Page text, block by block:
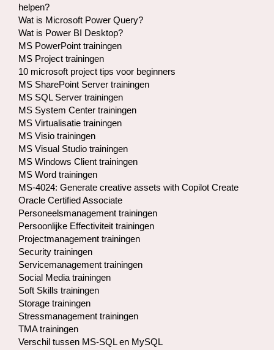
helpen?
Wat is Microsoft Power Query?
Wat is Power BI Desktop?
MS PowerPoint trainingen
MS Project trainingen
10 microsoft project tips voor beginners
MS SharePoint Server trainingen
MS SQL Server trainingen
MS System Center trainingen
MS Virtualisatie trainingen
MS Visio trainingen
MS Visual Studio trainingen
MS Windows Client trainingen
MS Word trainingen
MS-4024: Generate creative assets with Copilot Create
Oracle Certified Associate
Personeelsmanagement trainingen
Persoonlijke Effectiviteit trainingen
Projectmanagement trainingen
Security trainingen
Servicemanagement trainingen
Social Media trainingen
Soft Skills trainingen
Storage trainingen​
Stressmanagement trainingen
TMA trainingen
Verschil tussen MS-SQL en MySQL